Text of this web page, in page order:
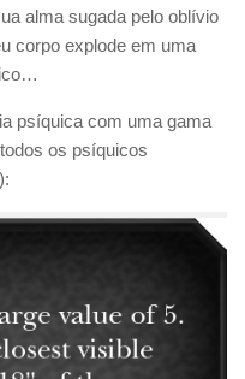
alma sugada pelo oblívio
corpo explode em uma
psíquica com uma gama
os psíquicos